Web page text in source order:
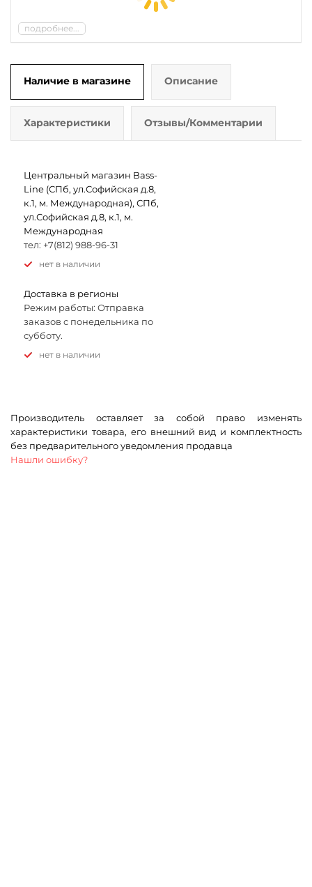
подробнее...
Наличие в магазине Описание
Характеристики Отзывы/Комментарии
Центральный магазин Bass-
Line (СПб, ул.Софийская д.8,
к.1, м. Международная), СПб,
ул.Софийская д.8, к.1, м.
Международная
тел: +7(812) 988-96-31
Нет в наличии
Доставка в регионы
Режим работы: Отправка
заказов с понедельника по
субботу.
Нет в наличии
Производитель оставляет за собой право изменять
характеристики товара, его внешний вид и комплектность
без предварительного уведомления продавца
Нашли ошибку?